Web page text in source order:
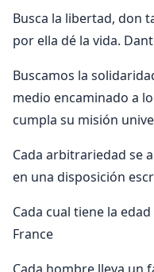
Busca la libertad, don
por ella dé la vida.
Buscamos la
medio encaminado a
cumpla su misión
Cada arbitrariedad se
en una disposición
Cada cual tiene la
France